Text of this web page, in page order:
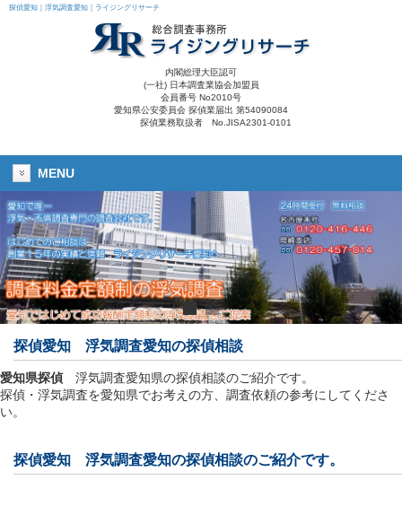
探偵愛知｜浮気調査愛知｜ライジングリサーチ
内閣総理大臣認可
(一社) 日本調査業協会加盟員
会員番号 No2010号
愛知県公安委員会 探偵業届出 第54090084
探偵業務取扱者 No.JISA2301-0101
MENU
探偵愛知 浮気調査愛知の探偵相談
愛知県探偵 浮気調査愛知県の探偵相談のご紹介です。
探偵・浮気調査を愛知県でお考えの方、調査依頼の参考にしてくださ
い。
探偵愛知 浮気調査愛知の探偵相談のご紹介です。